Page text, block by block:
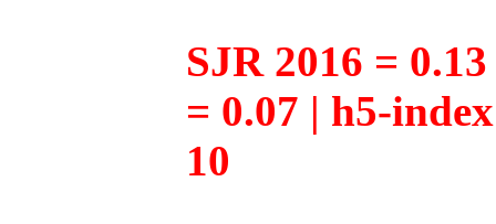
SJR 2016 =
= 0.07 | h5-
10